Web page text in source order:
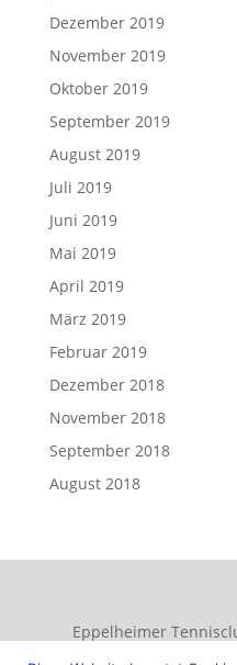
Dezember 2019
November 2019
Oktober 2019
September 2019
August 2019
Juli 2019
Juni 2019
Mai 2019
April 2019
März 2019
Februar 2019
Dezember 2018
November 2018
September 2018
August 2018
Eppelheimer